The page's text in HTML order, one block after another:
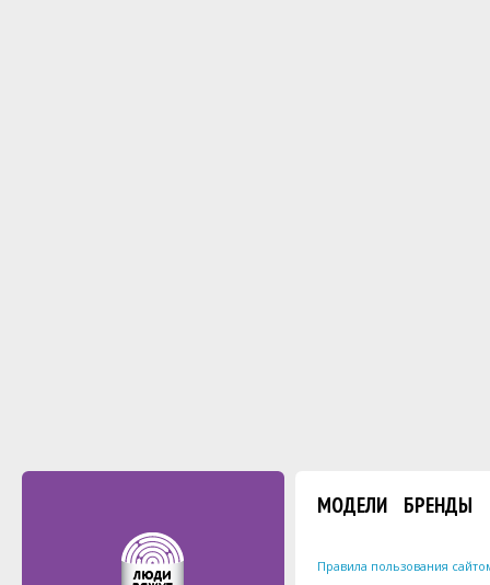
МОДЕЛИ БРЕНДЫ
Правила пользования